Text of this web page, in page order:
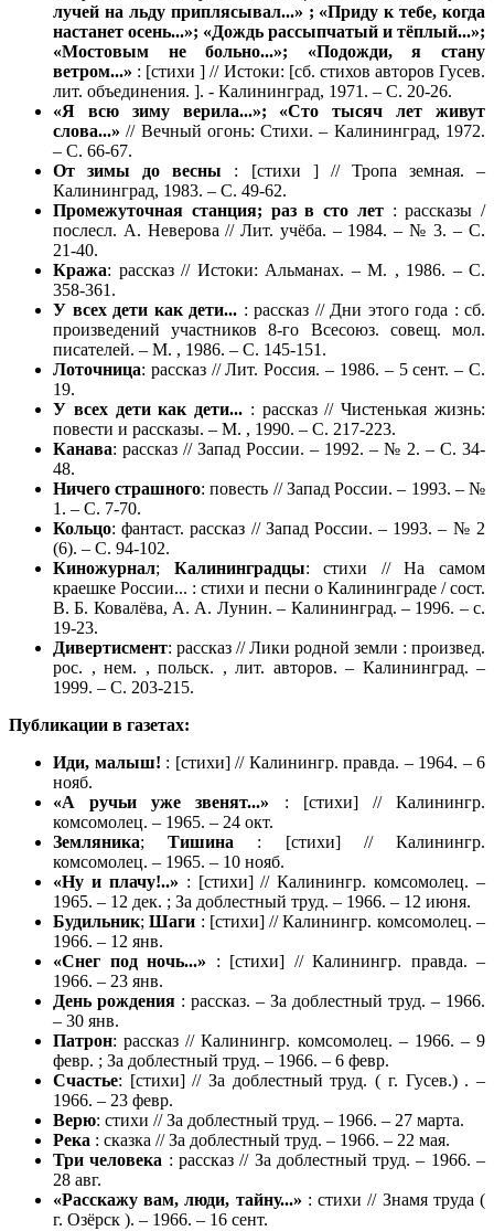
лучей на льду приплясывал...» ; «Приду к тебе, когда
настанет осень...»; «Дождь рассыпчатый и тёплый...»;
«Мостовым не больно...»; «Подожди, я стану
ветром...» : [стихи ] // Истоки: [сб. стихов авторов Гусев.
лит. объединения. ]. - Калининград, 1971. – С. 20-26.
«Я всю зиму верила...»; «Сто тысяч лет живут
слова...» // Вечный огонь: Стихи. – Калининград, 1972.
– С. 66-67.
От зимы до весны : [стихи ] // Тропа земная. –
Калининград, 1983. – С. 49-62.
Промежуточная станция; раз в сто лет: рассказы /
послесл. А. Неверова // Лит. учёба. – 1984. – № 3. – С.
21-40.
Кража: рассказ // Истоки: Альманах. – М. , 1986. – С.
358-361.
У всех дети как дети... : рассказ // Дни этого года : сб.
произведений участников 8-го Всесоюз. совещ. мол.
писателей. – М. , 1986. – С. 145-151.
Лоточница: рассказ // Лит. Россия. – 1986. – 5 сент. – С.
19.
У всех дети как дети... : рассказ // Чистенькая жизнь:
повести и рассказы. – М. , 1990. – С. 217-223.
Канава: рассказ // Запад России. – 1992. – № 2. – С. 34-
48.
Ничего страшного: повесть // Запад России. – 1993. – №
1. – С. 7-70.
Кольцо: фантаст. рассказ // Запад России. – 1993. – № 2
(6). – С. 94-102.
Киножурнал; Калининградцы: стихи // На самом
краешке России... : стихи и песни о Калининграде / сост.
В. Б. Ковалёва, А. А. Лунин. – Калининград. – 1996. – с.
19-23.
Дивертисмент: рассказ // Лики родной земли : произвед.
рос. , нем. , польск. , лит. авторов. – Калининград. –
1999. – С. 203-215.
Публикации в газетах:
Иди, малыш! : [стихи] // Калинингр. правда. – 1964. – 6
нояб.
«А ручьи уже звенят...» : [стихи] // Калинингр.
комсомолец. – 1965. – 24 окт.
Земляника;Тишина : [стихи] // Калинингр.
комсомолец. – 1965. – 10 нояб.
«Ну и плачу!..» : [стихи] // Калинингр. комсомолец. –
1965. – 12 дек. ; За доблестный труд. – 1966. – 12 июня.
Будильник;Шаги : [стихи] // Калинингр. комсомолец. –
1966. – 12 янв.
«Снег под ночь...» : [стихи] // Калинингр. правда. –
1966. – 23 янв.
День рождения : рассказ. – За доблестный труд. – 1966.
– 30 янв.
Патрон: рассказ // Калинингр. комсомолец. – 1966. – 9
февр. ; За доблестный труд. – 1966. – 6 февр.
Счастье: [стихи] // За доблестный труд. ( г. Гусев.) . –
1966. – 23 февр.
Верю: стихи // За доблестный труд. – 1966. – 27 марта.
Река : сказка // За доблестный труд. – 1966. – 22 мая.
Три человека : рассказ // За доблестный труд. – 1966. –
28 авг.
«Расскажу вам, люди, тайну...» : стихи // Знамя труда (
г. Озёрск ). – 1966. – 16 сент.